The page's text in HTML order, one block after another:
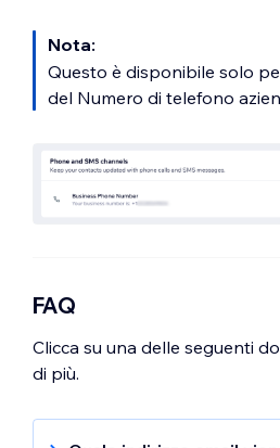
Nota:
Questo è disponibile solo
del Numero di telefono
FAQ
Clicca su una delle seguenti
di più.